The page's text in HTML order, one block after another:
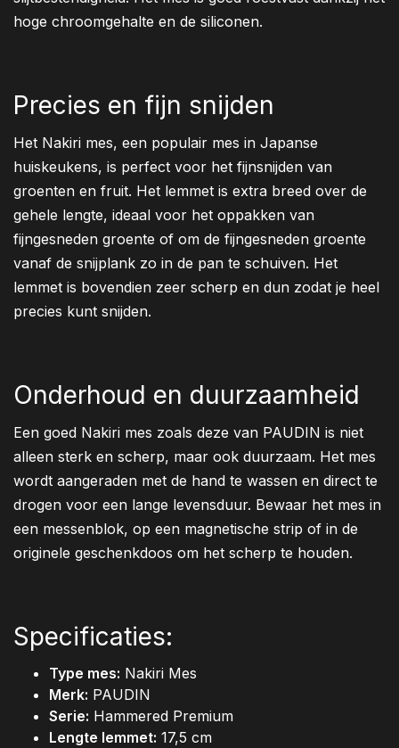
hoge chroomgehalte en de siliconen.
Precies en fijn snijden
Het Nakiri mes, een populair mes in Japanse
huiskeukens, is perfect voor het fijnsnijden van
groenten en fruit. Het lemmet is extra breed over de
gehele lengte, ideaal voor het oppakken van
fijngesneden groente of om de fijngesneden groente
vanaf de snijplank zo in de pan te schuiven. Het
lemmet is bovendien zeer scherp en dun zodat je heel
precies kunt snijden.
Onderhoud en duurzaamheid
Een goed Nakiri mes zoals deze van PAUDIN is niet
alleen sterk en scherp, maar ook duurzaam. Het mes
wordt aangeraden met de hand te wassen en direct te
drogen voor een lange levensduur. Bewaar het mes in
een messenblok, op een magnetische strip of in de
originele geschenkdoos om het scherp te houden.
Specificaties:
Type mes: Nakiri Mes
Merk: PAUDIN
Serie: Hammered Premium
Lengte lemmet: 17,5 cm